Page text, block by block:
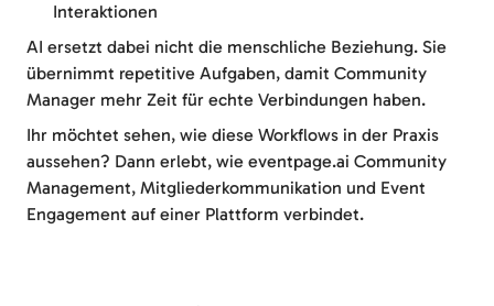
Interaktionen
AI ersetzt dabei nicht die menschliche Beziehung. Sie
übernimmt repetitive Aufgaben, damit Community
Manager mehr Zeit für echte Verbindungen haben.
Ihr möchtet sehen, wie diese Workflows in der Praxis
aussehen? Dann erlebt, wie eventpage.ai Community
Management, Mitgliederkommunikation und Event
Engagement auf einer Plattform verbindet.